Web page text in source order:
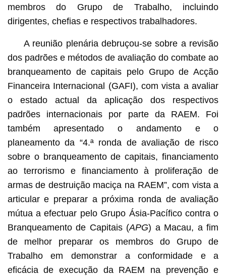
membros do Grupo de Trabalho, incluindo
dirigentes, chefias e respectivos trabalhadores.
A reunião plenária debruçou-se sobre a revisão
dos padrões e métodos de avaliação do combate ao
branqueamento de capitais pelo Grupo de Acção
Financeira Internacional (GAFI), com vista a avaliar
o estado actual da aplicação dos respectivos
padrões internacionais por parte da RAEM. Foi
também apresentado o andamento e o
planeamento da “4.ª ronda de avaliação de risco
sobre o branqueamento de capitais, financiamento
ao terrorismo e financiamento à proliferação de
armas de destruição maciça na RAEM”, com vista a
articular e preparar a próxima ronda de avaliação
mútua a efectuar pelo Grupo Ásia-Pacífico contra o
Branqueamento de Capitais (APG) a Macau, a fim
de melhor preparar os membros do Grupo de
Trabalho em demonstrar a conformidade e a
eficácia de execução da RAEM na prevenção e